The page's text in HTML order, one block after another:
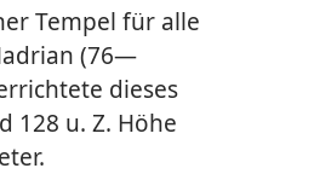
Tempel für alle
(76—
dieses
128 u. Z. Höhe